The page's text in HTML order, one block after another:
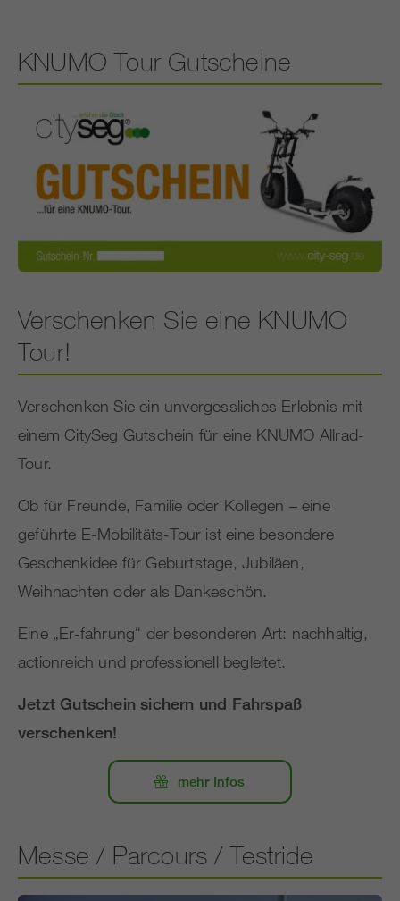
KNUMO Tour Gutscheine
Verschenken Sie eine KNUMO
Tour!
Verschenken Sie ein unvergessliches Erlebnis mit
einem CitySeg Gutschein für eine KNUMO Allrad-
Tour.
Ob für Freunde, Familie oder Kollegen – eine
geführte E-Mobilitäts-Tour ist eine besondere
Geschenkidee für Geburtstage, Jubiläen,
Weihnachten oder als Dankeschön.
Eine „Er-fahrung“ der besonderen Art: nachhaltig,
actionreich und professionell begleitet.
Jetzt Gutschein sichern und Fahrspaß
verschenken!
mehr Infos
Messe / Parcours / Testride